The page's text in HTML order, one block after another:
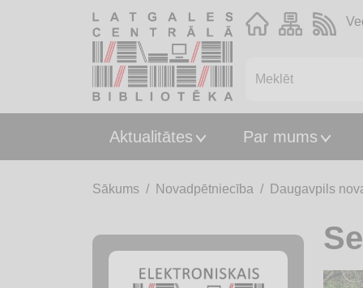
Aktualitātes Par mums
Sākums Novadpētniecība Daugavpils